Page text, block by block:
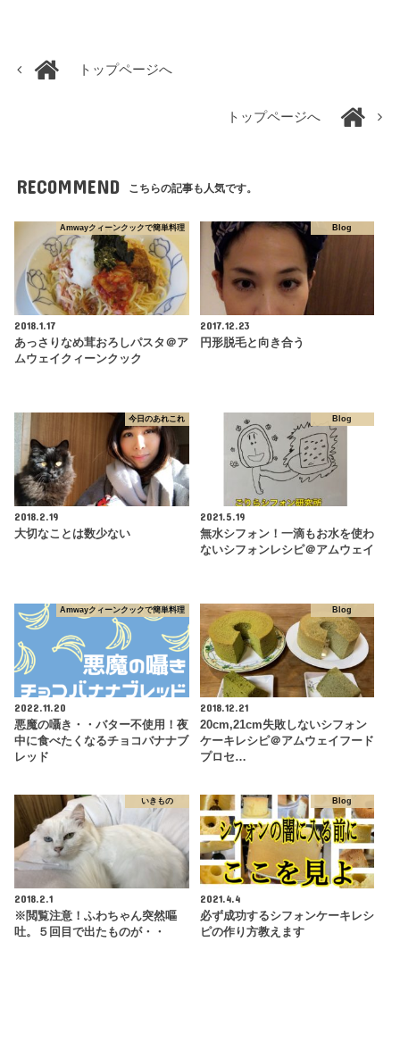
トップページへ
トップページへ
RECOMMEND こちらの記事も人気です。
Amwayクィーンクックで簡単料理
2018.1.17
あっさりなめ茸おろしパスタ＠ア
ムウェイクィーンクック
Blog
2017.12.23
円形脱毛と向き合う
今日のあれこれ
2018.2.19
大切なことは数少ない
Blog
2021.5.19
無水シフォン！一滴もお水を使わ
ないシフォンレシピ＠アムウェイ
Amwayクィーンクックで簡単料理
2022.11.20
悪魔の囁き・・バター不使用！夜
中に食べたくなるチョコバナナブ
レッド
Blog
2018.12.21
20cm,21cm失敗しないシフォン
ケーキレシピ＠アムウェイフード
プロセ…
いきもの
2018.2.1
※閲覧注意！ふわちゃん突然嘔
吐。５回目で出たものが・・
Blog
2021.4.4
必ず成功するシフォンケーキレシ
ピの作り方教えます